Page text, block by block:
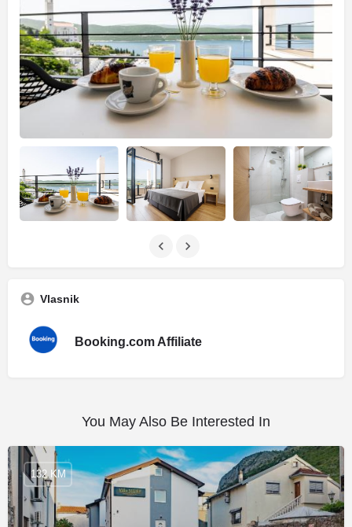
Vlasnik
Booking.com Affiliate
You May Also Be Interested In
132 KM